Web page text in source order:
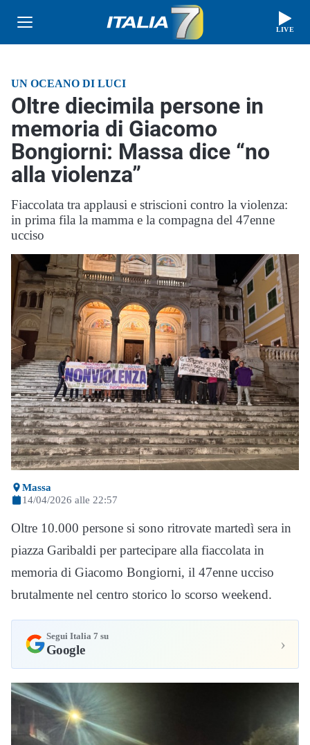
LIVE
UN OCEANO DI LUCI
Oltre diecimila persone in
memoria di Giacomo
Bongiorni: Massa dice “no
alla violenza”
Fiaccolata tra applausi e striscioni contro la violenza:
in prima fila la mamma e la compagna del 47enne
ucciso
Massa
14/04/2026 alle 22:57
Oltre 10.000 persone si sono ritrovate martedì sera in
piazza Garibaldi per partecipare alla fiaccolata in
memoria di Giacomo Bongiorni, il 47enne ucciso
brutalmente nel centro storico lo scorso weekend.
Segui Italia 7 su
Google ›